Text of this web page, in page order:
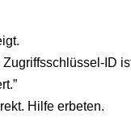
Zugriffsschlüssel-ID
Hilfe erbeten.